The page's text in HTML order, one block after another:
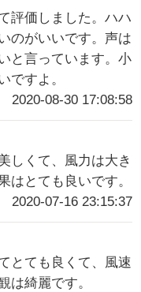
評価しました。ハハ
のがいいです。声は
と言っています。小
ですよ。
2020-08-30 17:08:58
しくて、風力は大き
はとても良いです。
2020-07-16 23:15:37
とても良くて、風速
は綺麗です。